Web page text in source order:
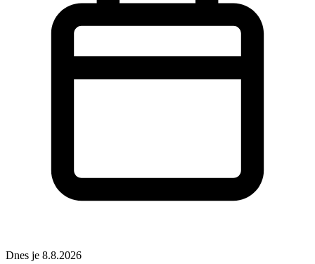
Dnes je 8.8.2026